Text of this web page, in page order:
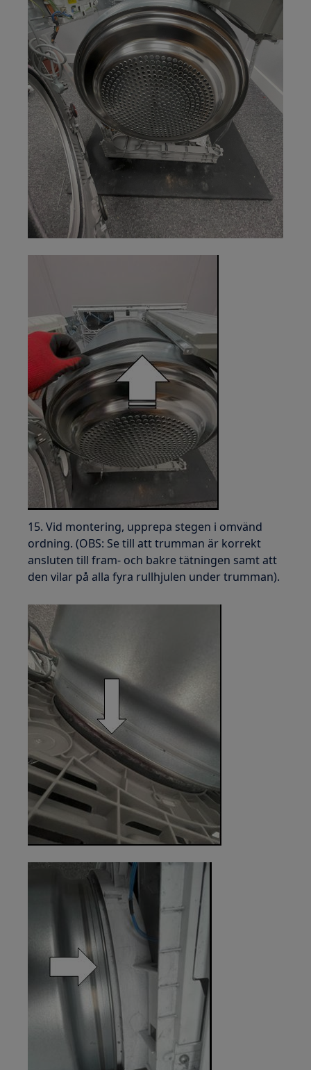
15. Vid montering, upprepa stegen i omvänd
ordning. (OBS: Se till att trumman är korrekt
ansluten till fram- och bakre tätningen samt att
den vilar på alla fyra rullhjulen under trumman).